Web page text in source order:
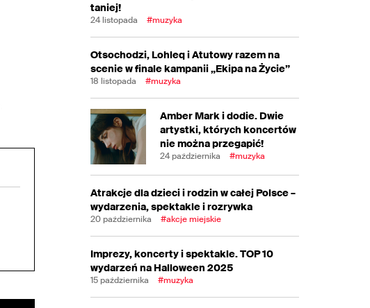
taniej!
24 listopada #muzyka
Otsochodzi, Lohleq i Atutowy razem na
scenie w finale kampanii „Ekipa na Życie”
18 listopada #muzyka
Amber Mark i dodie. Dwie
artystki, których koncertów
nie można przegapić!
24 października #muzyka
Atrakcje dla dzieci i rodzin w całej Polsce –
wydarzenia, spektakle i rozrywka
20 października #akcje miejskie
Imprezy, koncerty i spektakle. TOP 10
wydarzeń na Halloween 2025
15 października #muzyka